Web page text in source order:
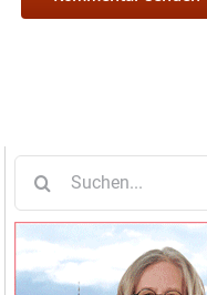
nach: